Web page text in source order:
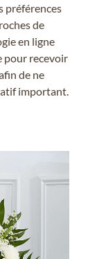
préférences
de
en ligne
pour recevoir
de ne
important.